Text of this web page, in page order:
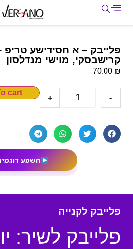
פלייבק – א חסידישע טריפ
קרישבסקי, מוישי מנדלסון
70.00 ₪
-
+
cart
השמע
פלייבק לקנייה
פלייבק לשיר: